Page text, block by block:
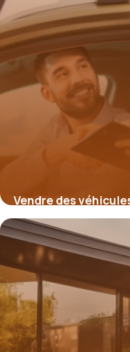
Vendre des
comment les
en efficacité ?
17 mars 2026